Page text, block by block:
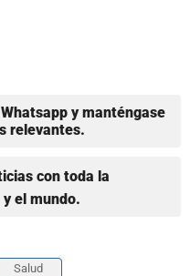
y manténgase
relevantes.
con toda la
el mundo.
Salud